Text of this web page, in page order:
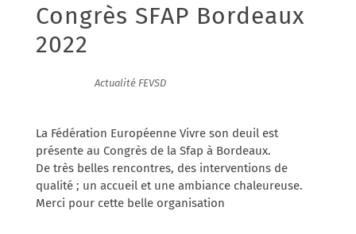
Congrès SFAP Bordeaux
2022
|Actualité FEVSD
La Fédération Européenne Vivre son deuil est
présente au Congrès de la Sfap à Bordeaux.
De très belles rencontres, des interventions de
qualité ; un accueil et une ambiance chaleureuse.
Merci pour cette belle organisation